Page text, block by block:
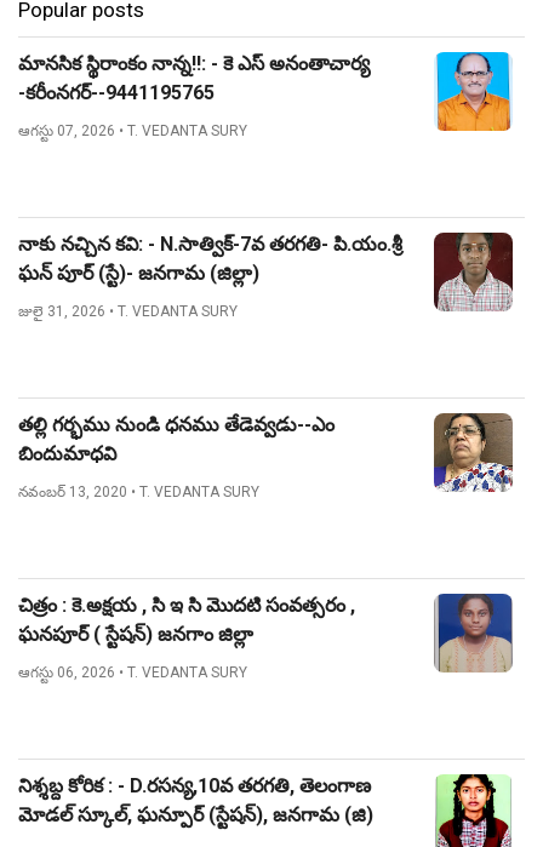
Popular posts
మానసిక స్థిరాంకం నాన్న!!: - కె ఎస్ అనంతాచార్య
-కరీంనగర్--9441195765
ఆగస్టు 07, 2026 • T. VEDANTA SURY
నాకు నచ్చిన కవి: - N.సాత్విక్-7వ తరగతి- పి.యం.శ్రీ
ఘన్ పూర్ (స్టే)- జనగామ (జిల్లా)
జులై 31, 2026 • T. VEDANTA SURY
తల్లి గర్భము నుండి ధనము తేడెవ్వడు--ఎం
బిందుమాధవి
నవంబర్ 13, 2020 • T. VEDANTA SURY
చిత్రం : కె.అక్షయ , సి ఇ సి మొదటి సంవత్సరం ,
ఘనపూర్ ( స్టేషన్) జనగాం జిల్లా
ఆగస్టు 06, 2026 • T. VEDANTA SURY
నిశ్శబ్ద కోరిక : - D.రసన్య,10వ తరగతి, తెలంగాణ
మోడల్ స్కూల్, ఘన్పూర్ (స్టేషన్), జనగామ (జి)